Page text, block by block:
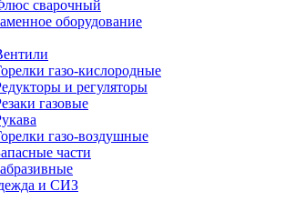
сварочный
оборудование
газо-кислородные
и регуляторы
газовые
газо-воздушные
части
и СИЗ